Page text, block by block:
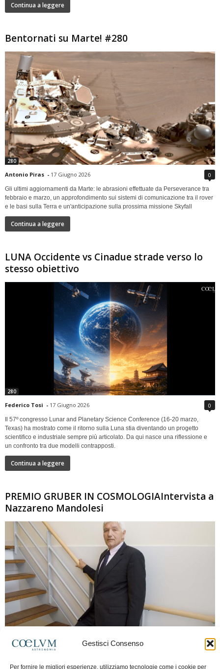
Gestisci Consenso
Per fornire le migliori esperienze, utilizziamo tecnologie come i cookie per
Continua a leggere
Bentornati su Marte! #280
280
Antonio Piras - 17 Giugno 2026 0
Gli ultimi aggiornamenti da Marte: le abrasioni effettuate da Perseverance tra
febbraio e marzo, un approfondimento sui sistemi di comunicazione tra il rover
e le basi sulla Terra e un'anticipazione sulla prossima missione Skyfall
Continua a leggere
LUNA Occidente vs Cinadue strade verso lo
stesso obiettivo
280
Federico Tosi - 17 Giugno 2026 0
Il 57º congresso Lunar and Planetary Science Conference (16-20 marzo,
Texas) ha mostrato come il ritorno sulla Luna stia diventando un progetto
scientifico e industriale sempre più articolato. Da qui nasce una riflessione e
un confronto tra due modelli contrapposti.
Continua a leggere
PREMIO GRUBER IN COSMOLOGIAIntervista a
Nazzareno Mandolesi
Frida Paolella - 16 Giugno 2026 0
spaziale europea e della missione Planck. Il dialogo ripercorre i principali